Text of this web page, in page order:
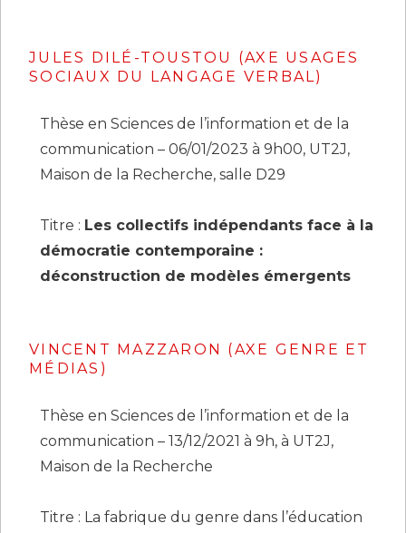
JULES DILÉ-TOUSTOU (AXE USAGES
SOCIAUX DU LANGAGE VERBAL)
Thèse en Sciences de l’information et de la
communication – 06/01/2023 à 9h00, UT2J,
Maison de la Recherche, salle D29
Titre : Les collectifs indépendants face à la
démocratie contemporaine :
déconstruction de modèles émergents
VINCENT MAZZARON (AXE GENRE ET
MÉDIAS)
Thèse en Sciences de l’information et de la
communication – 13/12/2021 à 9h, à UT2J,
Maison de la Recherche
Titre : La fabrique du genre dans l’éducation